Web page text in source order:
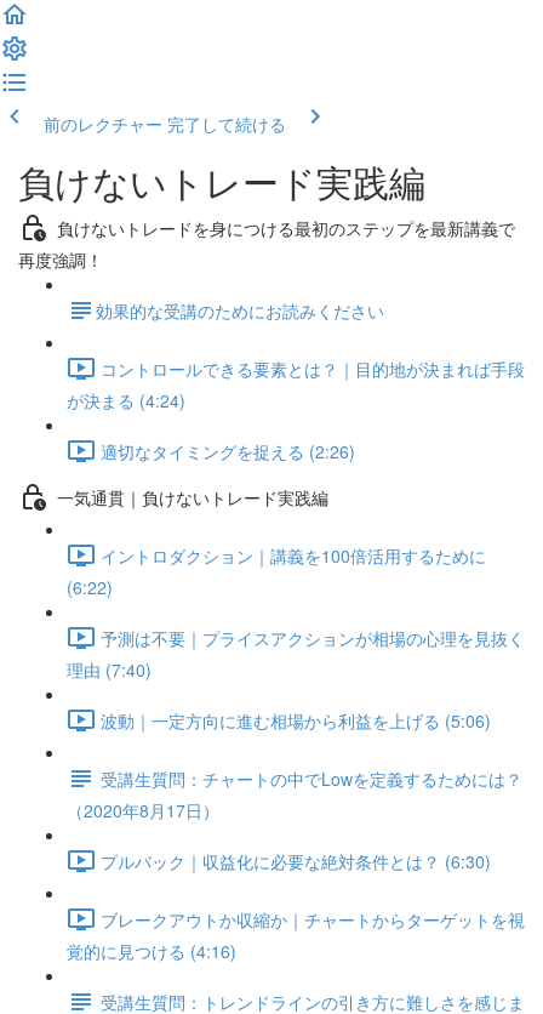
前のレクチャー 完了して続ける
負けないトレード実践編
負けないトレードを身につける最初のステップを最新講義で
再度強調！
​効果的な受講のためにお読みください
コントロールできる要素とは？｜目的地が決まれば手段
が決まる (4:24)
適切なタイミングを捉える (2:26)
一気通貫｜負けないトレード実践編
イントロダクション｜講義を100倍活用するために
(6:22)
予測は不要｜プライスアクションが相場の心理を見抜く
理由 (7:40)
波動｜一定方向に進む相場から利益を上げる (5:06)
受講生質問：チャートの中でLowを定義するためには？
（2020年8月17日）
プルバック｜収益化に必要な絶対条件とは？ (6:30)
ブレークアウトか収縮か｜チャートからターゲットを視
覚的に見つける (4:16)
受講生質問：トレンドラインの引き方に難しさを感じま